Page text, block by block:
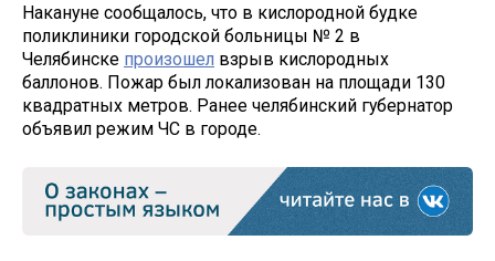
Накануне сообщалось, что в кислородной будке
поликлиники городской больницы № 2 в
Челябинске произошел взрыв кислородных
баллонов. Пожар был локализован на площади 130
квадратных метров. Ранее челябинский губернатор
объявил режим ЧС в городе.